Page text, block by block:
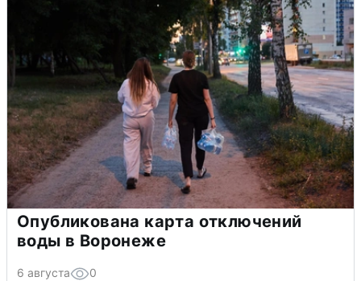
Опубликована карта отключений
воды в Воронеже
6 августа 0